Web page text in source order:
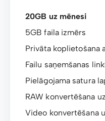
20GB uz mēnesi
5GB faila izmērs
Privāta koplietošana
Failu saņemšanas
Pielāgojama satura
RAW konvertēšana
Video konvertēšana